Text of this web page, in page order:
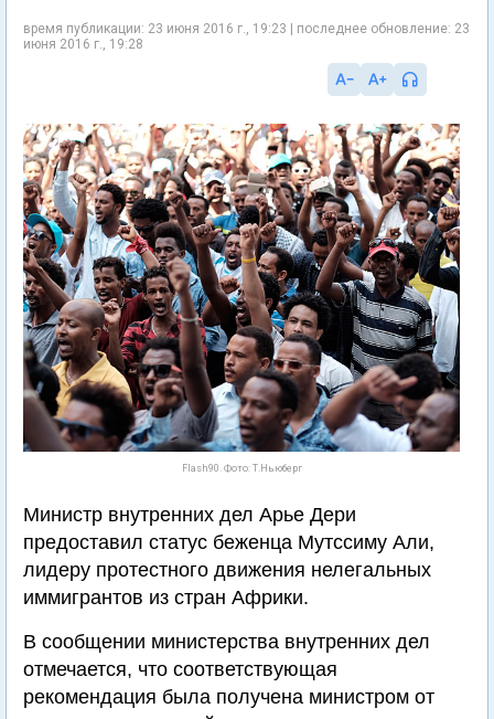
время публикации: 23 июня 2016 г., 19:23 | последнее обновление: 23
июня 2016 г., 19:28
Flash90. Фото: Т.Ньюберг
Министр внутренних дел Арье Дери
предоставил статус беженца Мутссиму Али,
лидеру протестного движения нелегальных
иммигрантов из стран Африки.
В сообщении министерства внутренних дел
отмечается, что соответствующая
рекомендация была получена министром от